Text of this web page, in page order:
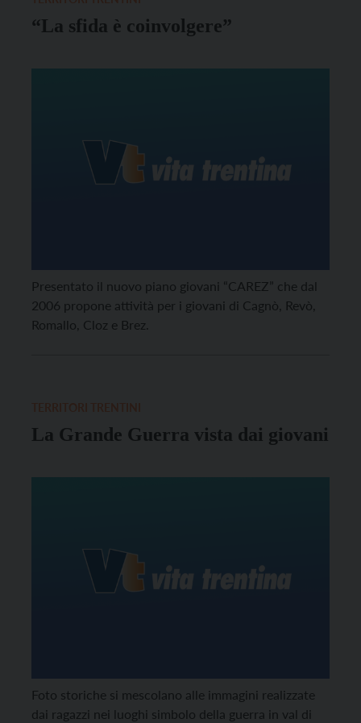
“La sfida è coinvolgere”
Presentato il nuovo piano giovani “CAREZ” che dal
2006 propone attività per i giovani di Cagnò, Revò,
Romallo, Cloz e Brez.
La Grande Guerra vista dai giovani
Foto storiche si mescolano alle immagini realizzate
dai ragazzi nei luoghi simbolo della guerra in val di